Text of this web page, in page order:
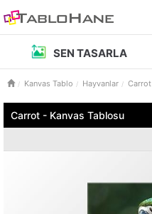
SEN TASARLA
Kanvas Tablo Hayvanlar Carrot
Carrot - Kanvas Tablosu